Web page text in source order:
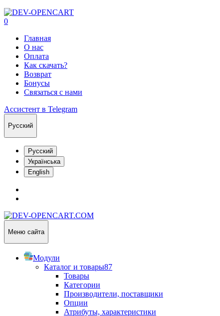
0
Главная
О нас
Оплата
Как скачать?
Возврат
Бонусы
Связаться с нами
Ассистент в Telegram
Русский
Русский
Українська
English
Меню сайта
Модули
Каталог и товары87
Товары
Категории
Производители, поставщики
Опции
Атрибуты, характеристики